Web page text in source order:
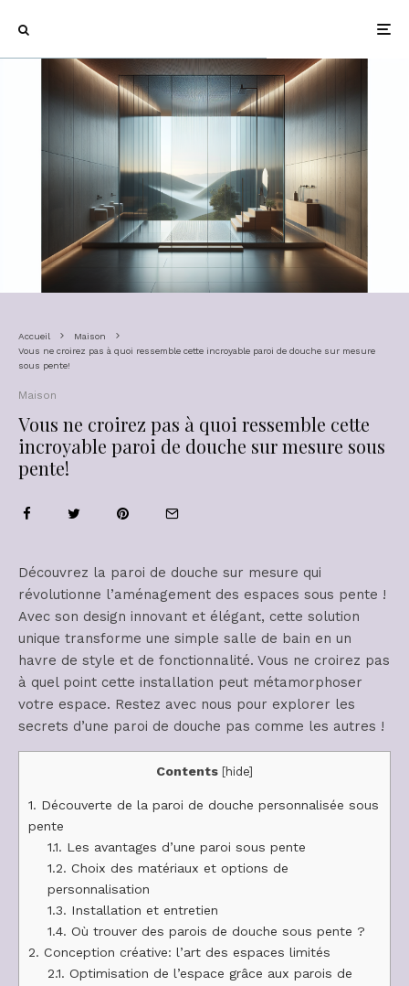
Accueil
Maison
Vous ne croirez pas à quoi ressemble cette incroyable paroi de douche sur mesure
sous pente!
Maison
Vous ne croirez pas à quoi ressemble cette
incroyable paroi de douche sur mesure sous
pente!
Découvrez la paroi de douche sur mesure qui
révolutionne l’aménagement des espaces sous pente !
Avec son design innovant et élégant, cette solution
unique transforme une simple salle de bain en un
havre de style et de fonctionnalité. Vous ne croirez pas
à quel point cette installation peut métamorphoser
votre espace. Restez avec nous pour explorer les
secrets d’une paroi de douche pas comme les autres !
Contents [hide]
1. Découverte de la paroi de douche personnalisée sous
pente
1.1. Les avantages d’une paroi sous pente
1.2. Choix des matériaux et options de
personnalisation
1.3. Installation et entretien
1.4. Où trouver des parois de douche sous pente ?
2. Conception créative: l’art des espaces limités
2.1. Optimisation de l’espace grâce aux parois de